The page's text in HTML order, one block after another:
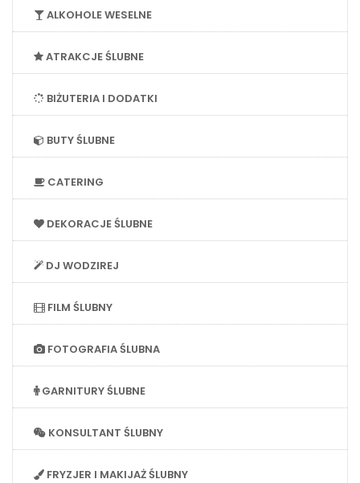
ALKOHOLE WESELNE
ATRAKCJE ŚLUBNE
BIŻUTERIA I DODATKI
BUTY ŚLUBNE
CATERING
DEKORACJE ŚLUBNE
DJ WODZIREJ
FILM ŚLUBNY
FOTOGRAFIA ŚLUBNA
GARNITURY ŚLUBNE
KONSULTANT ŚLUBNY
FRYZJER I MAKIJAŻ ŚLUBNY